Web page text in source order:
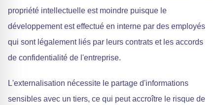
propriété intellectuelle est moindre puisque le
développement est effectué en interne par des employés
qui sont légalement liés par leurs contrats et les accords
de confidentialité de l'entreprise.
L'externalisation nécessite le partage d'informations
sensibles avec un tiers, ce qui peut accroître le risque de